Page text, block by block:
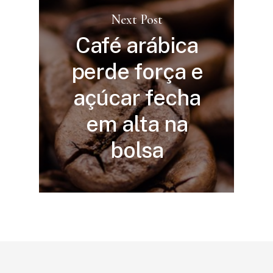
Next Post
Café arábica
perde força e
açúcar fecha
em alta na
bolsa